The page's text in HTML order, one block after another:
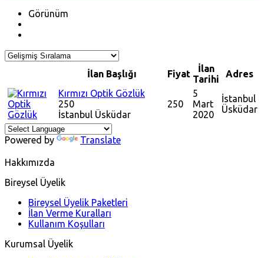
Görünüm
İlan Başlığı Fiyat
İlan
Tarihi
Adres
Kırmızı Optik Gözlük
250
İstanbul Üsküdar
250
5
Mart
2020
İstanbul
Üsküdar
Powered by Translate
Hakkımızda
Bireysel Üyelik
Bireysel Üyelik Paketleri
İlan Verme Kuralları
Kullanım Koşulları
Kurumsal Üyelik